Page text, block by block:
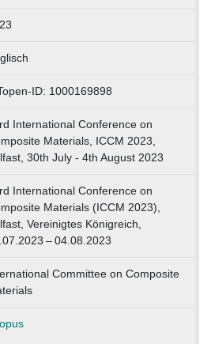
ID: 1000169898
International Conference on
Materials, ICCM 2023,
30th July - 4th August 2023
International Conference on
Materials (ICCM 2023),
Vereinigtes Königreich,
– 04.08.2023
Committee on Composite